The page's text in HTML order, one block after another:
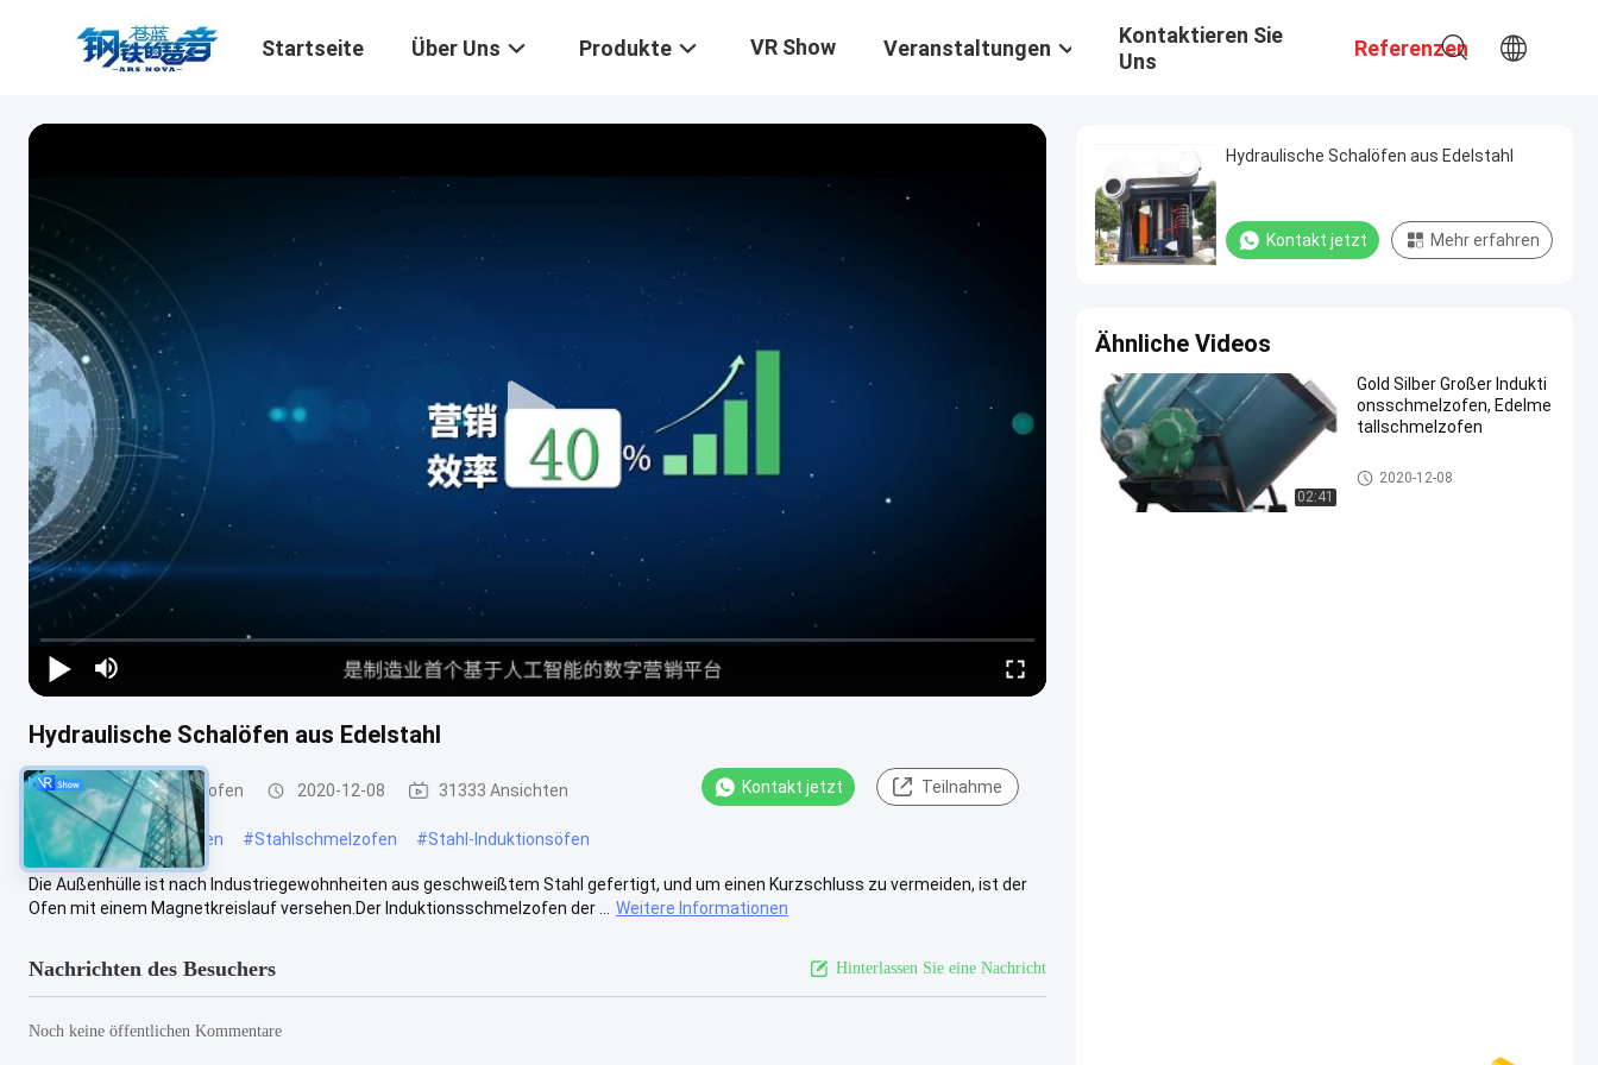
Startseite Über Uns Produkte VR Show Veranstaltungen
Kontaktieren Sie
Uns
Referenzen
Hydraulische Schalöfen aus Edelstahl
industrielle Schmelzofen 2020-12-08 31333 Ansichten Kontakt jetzt Teilnahme
# Aluminiumschmelzofen #Stahlschmelzofen #Stahl-Induktionsöfen
Die Außenhülle ist nach Industriegewohnheiten aus geschweißtem Stahl gefertigt, und um einen Kurzschluss zu vermeiden, ist der
Ofen mit einem Magnetkreislauf versehen.Der Induktionsschmelzofen der ...
Weitere Informationen
Nachrichten des Besuchers Hinterlassen Sie eine Nachricht
Noch keine öffentlichen Kommentare
Hydraulische Schalöfen aus Edelstahl
Kontakt jetzt Mehr erfahren
Ähnliche Videos
02:41
Gold Silber Großer Indukti
onsschmelzofen, Edelme
tallschmelzofen
industrielle Schmelzofen
2020-12-08